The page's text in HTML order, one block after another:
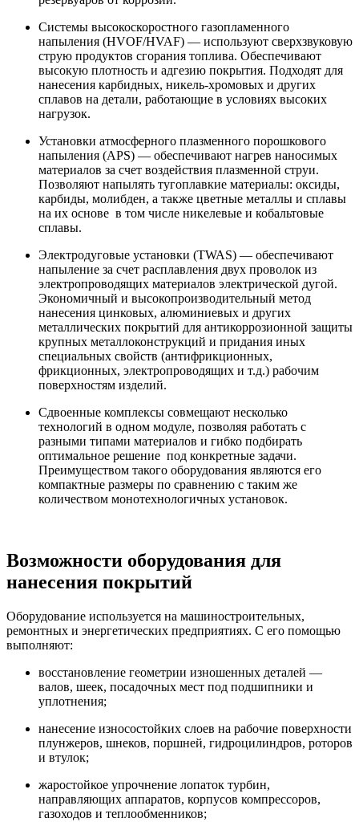
Системы высокоскоростного газопламенного
напыления (HVOF/HVAF) — используют сверхзвуковую
струю продуктов сгорания топлива. Обеспечивают
высокую плотность и адгезию покрытия. Подходят для
нанесения карбидных, никель-хромовых и других
сплавов на детали, работающие в условиях высоких
нагрузок.
Установки атмосферного плазменного порошкового
напыления (APS) — обеспечивают нагрев наносимых
материалов за счет воздействия плазменной струи.
Позволяют напылять тугоплавкие материалы: оксиды,
карбиды, молибден, а также цветные металлы и сплавы
на их основе в том числе никелевые и кобальтовые
сплавы.
Электродуговые установки (TWAS) — обеспечивают
напыление за счет расплавления двух проволок из
электропроводящих материалов электрической дугой.
Экономичный и высокопроизводительный метод
нанесения цинковых, алюминиевых и других
металлических покрытий для антикоррозионной защиты
крупных металлоконструкций и придания иных
специальных свойств (антифрикционных,
фрикционных, электропроводящих и т.д.) рабочим
поверхностям изделий.
Сдвоенные комплексы совмещают несколько
технологий в одном модуле, позволяя работать с
разными типами материалов и гибко подбирать
оптимальное решение под конкретные задачи.
Преимуществом такого оборудования являются его
компактные размеры по сравнению с таким же
количеством монотехнологичных установок.
Возможности оборудования для
нанесения покрытий
Оборудование используется на машиностроительных,
ремонтных и энергетических предприятиях. С его помощью
выполняют:
восстановление геометрии изношенных деталей —
валов, шеек, посадочных мест под подшипники и
уплотнения;
нанесение износостойких слоев на рабочие поверхности
плунжеров, шнеков, поршней, гидроцилиндров, роторов
и втулок;
жаростойкое упрочнение лопаток турбин,
направляющих аппаратов, корпусов компрессоров,
газоходов и теплообменников;